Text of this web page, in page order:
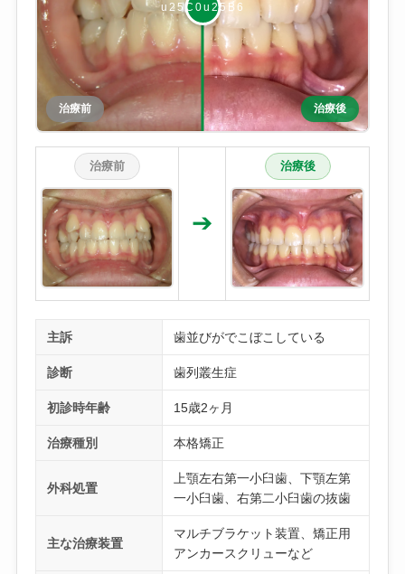
治療前 治療後
治療前
➔
治療後
主訴 歯並びがでこぼこしている
診断 歯列叢生症
初診時年齢 15歳2ヶ月
治療種別 本格矯正
外科処置
上顎左右第一小臼歯、下顎左第
一小臼歯、右第二小臼歯の抜歯
主な治療装置
マルチブラケット装置、矯正用
アンカースクリューなど